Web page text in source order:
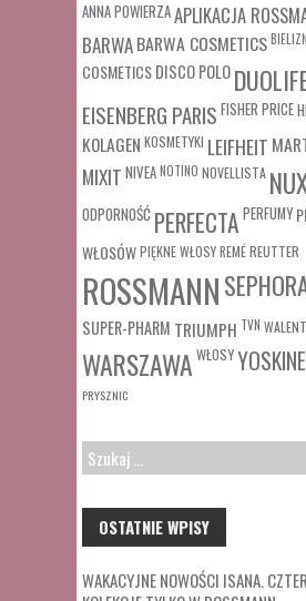
ANNA POWIERZAAPLIKACJA
BARWABARWA COSMETICS
COSMETICSDISCO POLO
EISENBERG PARIS FISHER PRICE
KOLAGEN KOSMETYKI LEIFHEIT
MIXIT NIVEANOTINO NOVELLISTA
ODPORNOŚĆ PERFECTA PERFUMY
WŁOSÓWPIĘKNE WŁOSYREMÉREUTTER
ROSSMANN
SUPER-PHARM TRIUMPH TVN
WARSZAWA WŁOSYYOSKINE
PRYSZNIC
SZUKAJ:
OSTATNIE WPISY
WAKACYJNE NOWOŚCI ISANA.